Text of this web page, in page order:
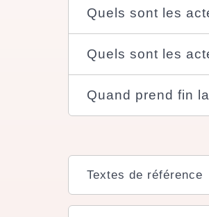
Quels sont les
Quels sont les
Quand prend fin
Textes de référence